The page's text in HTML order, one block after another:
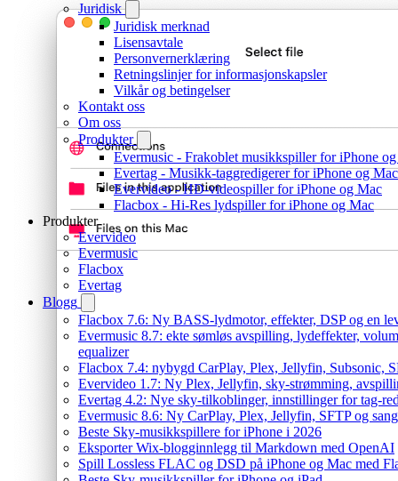
Juridisk
Juridisk merknad
Lisensavtale
Personvernerklæring
Retningslinjer for informasjonskapsler
Vilkår og betingelser
Kontakt oss
Om oss
Produkter
Evermusic - Frakoblet musikkspiller for iPhone
Evertag - Musikk-taggredigerer for iPhone og Mac
Evervideo - HD-videospiller for iPhone og Mac
Flacbox - Hi-Res lydspiller for iPhone og Mac
Produkter
Evervideo
Evermusic
Flacbox
Evertag
Blogg
Flacbox 7.6: Ny BASS-lydmotor, effekter, DSP og en
Evermusic 8.7: ekte sømløs avspilling, lydeffekter,
equalizer
Flacbox 7.4: nybygd CarPlay, Plex, Jellyfin, Subsonic,
Evervideo 1.7: Ny Plex, Jellyfin, sky-strømming,
Evertag 4.2: Nye sky-tilkoblinger, innstillinger for tag-
Evermusic 8.6: Ny CarPlay, Plex, Jellyfin, SFTP og
Beste Sky-musikkspillere for iPhone i 2026
Eksporter Wix-blogginnlegg til Markdown med OpenAI
Spill Lossless FLAC og DSD på iPhone og Mac med